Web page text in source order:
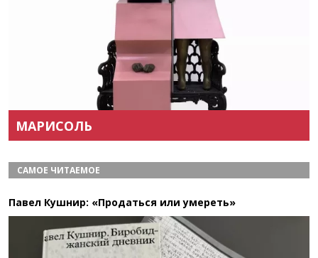
МАРИСОЛЬ
САМОЕ ЧИТАЕМОЕ
Павел Кушнир: «Продаться или умереть»